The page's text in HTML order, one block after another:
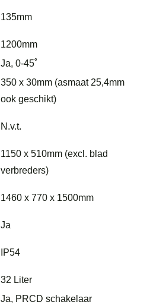
135mm
1200mm
Ja, 0-45˚
350 x 30mm (asmaat 25,4mm
ook geschikt)
N.v.t.
1150 x 510mm (excl. blad
verbreders)
1460 x 770 x 1500mm
Ja
IP54
32 Liter
Ja, PRCD schakelaar